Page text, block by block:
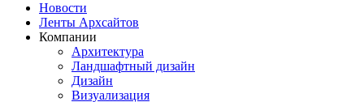
Новости
Ленты Архсайтов
Компании
Архитектура
Ландшафтный дизайн
Дизайн
Визуализация